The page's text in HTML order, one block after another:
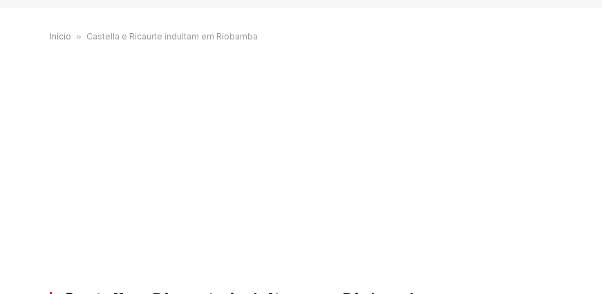
Início » Castella e Ricaurte indultam em Riobamba